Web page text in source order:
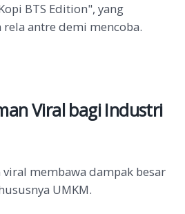
BTS Edition", yang
antre demi mencoba.
Viral bagi Industri
membawa dampak besar
UMKM.